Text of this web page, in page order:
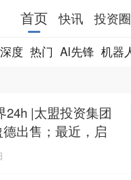
首页 快讯 投资圈
深度 热门 AI先锋 机器
24h |太盟投资集团
出售；最近，启
个人工智能IPO；5